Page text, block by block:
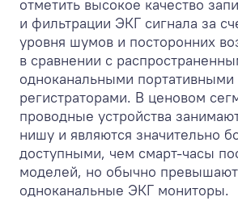
отметить высокое качество
и фильтрации ЭКГ сигнала за
уровня шумов и посторонних
в сравнении с
одноканальными портативными
регистраторами. В ценовом
проводные устройства
нишу и являются значительно
доступными, чем смарт-часы
моделей, но обычно
одноканальные ЭКГ мониторы.